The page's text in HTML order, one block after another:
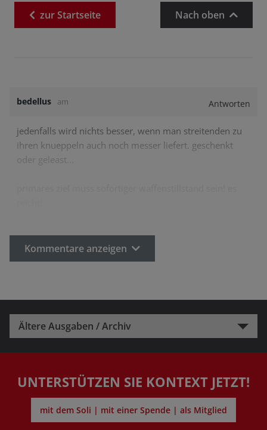
zurStartseite Nach oben
bedellus am Antworten
jedenfalls wird nichts besser, wenn man streitenden zu
ihren knueppeln auch noch messer liefert. geschenkt
oder geleast...
Kommentare anzeigen
Ältere Ausgaben / Archiv
UNTERSTÜTZEN SIE KONTEXT JETZT!
mit dem Soli | mit einer Spende | als Mitglied